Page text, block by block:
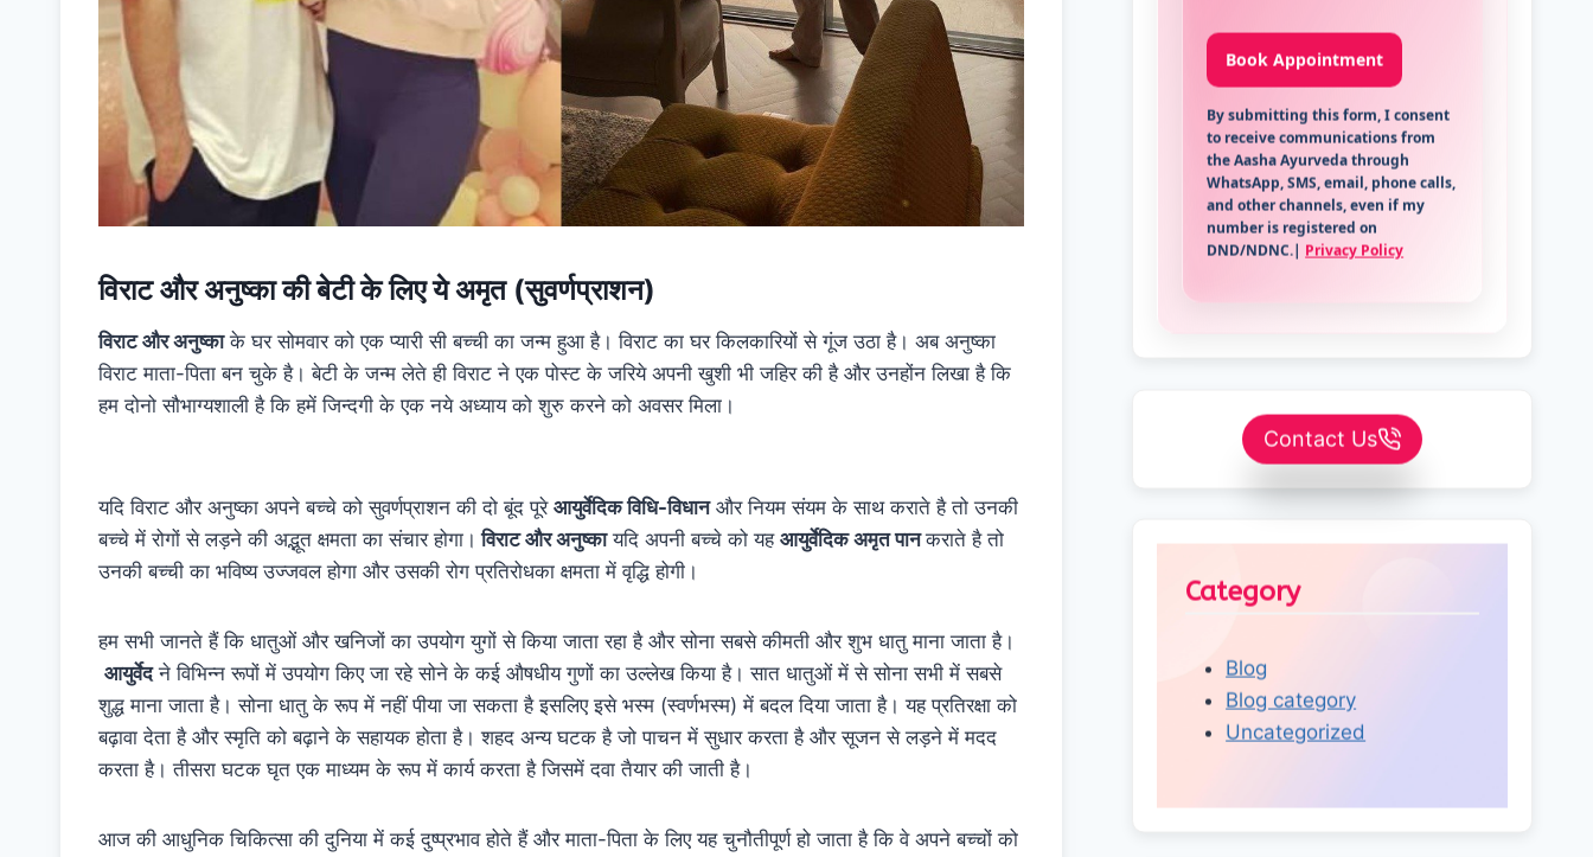
विराट और अनुष्का की बेटी के लिए ये अमृत (सुवर्णप्राशन)
विराट और अनुष्काके घर सोमवार को एक प्यारी सी बच्ची का जन्म हुआ है। विराट का घर किलकारियों से गूंज उठा है। अब अनुष्का
विराट माता-पिता बन चुके है। बेटी के जन्म लेते ही विराट ने एक पोस्ट के जरिये अपनी खुशी भी जहिर की है और उनहोंन लिखा है कि
हम दोनो सौभाग्यशाली है कि हमें जिन्दगी के एक नये अध्याय को शुरु करने को अवसर मिला।
यदि विराट और अनुष्का अपने बच्चे को सुवर्णप्राशन की दो बूंद पूरे आयुर्वेदिक विधि-विधानऔर नियम संयम के साथ कराते है तो उनकी
बच्चे में रोगों से लड़ने की अद्भूत क्षमता का संचार होगा। विराट और अनुष्कायदि अपनी बच्चे को यह आयुर्वेदिक अमृत पानकराते है तो
उनकी बच्ची का भविष्य उज्जवल होगा और उसकी रोग प्रतिरोधका क्षमता में वृद्धि होगी।
हम सभी जानते हैं कि धातुओं और खनिजों का उपयोग युगों से किया जाता रहा है और सोना सबसे कीमती और शुभ धातु माना जाता है।
आयुर्वेदने विभिन्न रूपों में उपयोग किए जा रहे सोने के कई औषधीय गुणों का उल्लेख किया है। सात धातुओं में से सोना सभी में सबसे
शुद्ध माना जाता है। सोना धातु के रूप में नहीं पीया जा सकता है इसलिए इसे भस्म (स्वर्णभस्म) में बदल दिया जाता है। यह प्रतिरक्षा को
बढ़ावा देता है और स्मृति को बढ़ाने के सहायक होता है। शहद अन्य घटक है जो पाचन में सुधार करता है और सूजन से लड़ने में मदद
करता है। तीसरा घटक घृत एक माध्यम के रूप में कार्य करता है जिसमें दवा तैयार की जाती है।
आज की आधुनिक चिकित्सा की दुनिया में कई दुष्प्रभाव होते हैं और माता-पिता के लिए यह चुनौतीपूर्ण हो जाता है कि वे अपने बच्चों को
By submitting this form, I consent
to receive communications from
the Aasha Ayurveda through
WhatsApp, SMS, email, phone calls,
and other channels, even if my
number is registered on
DND/NDNC.| Privacy Policy
Contact Us
Category
Blog
Blog category
Uncategorized